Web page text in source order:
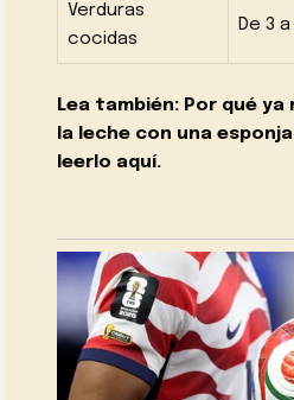
Verduras
cocidas
De 3
Lea también: Por qué ya
la leche con una
leerlo aquí.